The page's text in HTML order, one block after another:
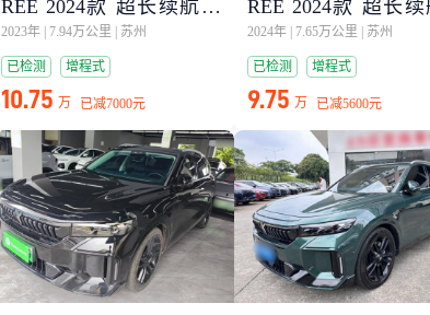
REE 2024款 超长续航智
驾版
2023年 7.94万公里 苏州
已检测 增程式
10.75 万 已减7000元
REE 2024款 超长续
驾版
2024年 7.65万公里 苏州
已检测 增程式
9.75 万 已减5600元